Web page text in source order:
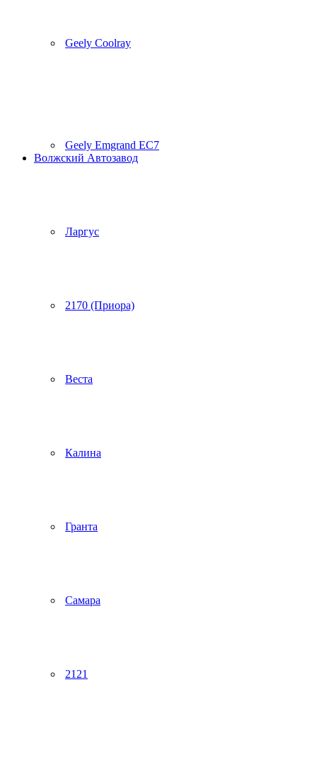
Geely Coolray
Geely Emgrand EC7
Волжский Автозавод
Ларгус
2170 (Приора)
Веста
Калина
Гранта
Самара
2121